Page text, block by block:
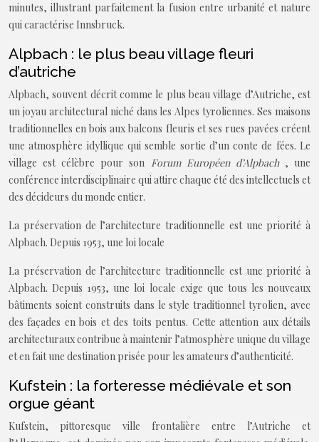
minutes, illustrant parfaitement la fusion entre urbanité et nature
qui caractérise Innsbruck.
Alpbach : le plus beau village fleuri
d’autriche
Alpbach, souvent décrit comme le plus beau village d’Autriche, est
un joyau architectural niché dans les Alpes tyroliennes. Ses maisons
traditionnelles en bois aux balcons fleuris et ses rues pavées créent
une atmosphère idyllique qui semble sortie d’un conte de fées. Le
village est célèbre pour son Forum Européen d’Alpbach , une
conférence interdisciplinaire qui attire chaque été des intellectuels et
des décideurs du monde entier.
La préservation de l’architecture traditionnelle est une priorité à
Alpbach. Depuis 1953, une loi locale
La préservation de l’architecture traditionnelle est une priorité à
Alpbach. Depuis 1953, une loi locale exige que tous les nouveaux
bâtiments soient construits dans le style traditionnel tyrolien, avec
des façades en bois et des toits pentus. Cette attention aux détails
architecturaux contribue à maintenir l’atmosphère unique du village
et en fait une destination prisée pour les amateurs d’authenticité.
Kufstein : la forteresse médiévale et son
orgue géant
Kufstein, pittoresque ville frontalière entre l’Autriche et